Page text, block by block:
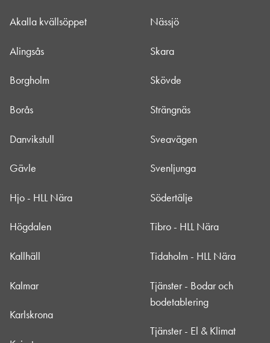
Akalla kvällsöppet
Alingsås
Borgholm
Borås
Danvikstull
Gävle
Hjo - HLL Nära
Högdalen
Kallhäll
Kalmar
Karlskrona
Nässjö
Skara
Skövde
Strängnäs
Sveavägen
Svenljunga
Södertälje
Tibro - HLL Nära
Tidaholm - HLL Nära
Tjänster - Bodar och
bodetablering
Tjänster - El & Klimat